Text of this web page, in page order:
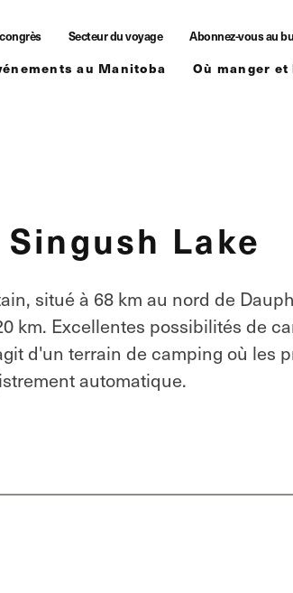
Secteur du voyage Abonnez-vous au
au Manitoba Où manger et
Lake
situé à 68 km au nord de
km. Excellentes possibilités de
d'un terrain de camping où les
automatique.